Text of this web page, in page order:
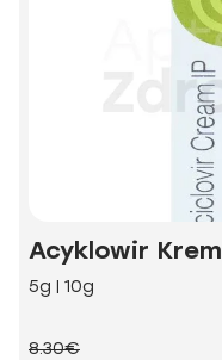
Acyklowir Krem
5g | 10g
8.30€